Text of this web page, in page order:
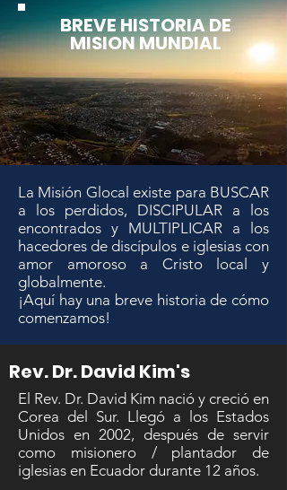
BREVE HISTORIA DE
MISION MUNDIAL
La Misión Glocal existe para BUSCAR
a los perdidos, DISCIPULAR a los
encontrados y MULTIPLICAR a los
hacedores de discípulos e iglesias con
amor amoroso a Cristo local y
globalmente.
¡Aquí hay una breve historia de cómo
comenzamos!
Rev. Dr. David Kim's
El Rev. Dr. David Kim nació y creció en
Corea del Sur. Llegó a los Estados
Unidos en 2002, después de servir
como misionero / plantador de
iglesias en Ecuador durante 12 años.